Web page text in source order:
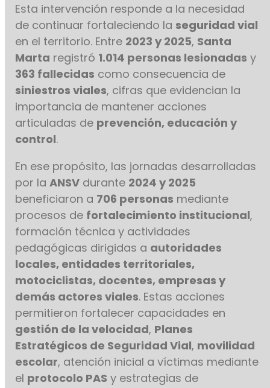
Esta intervención responde a la necesidad
de continuar fortaleciendo la seguridad vial
en el territorio. Entre 2023 y 2025, Santa
Marta registró 1.014 personas lesionadas y
363 fallecidas como consecuencia de
siniestros viales, cifras que evidencian la
importancia de mantener acciones
articuladas de prevención, educación y
control.
En ese propósito, las jornadas desarrolladas
por laANSV durante 2024 y 2025
beneficiaron a 706 personas mediante
procesos de fortalecimiento institucional,
formación técnica y actividades
pedagógicas dirigidas a autoridades
locales, entidades territoriales,
motociclistas, docentes, empresas y
demás actores viales. Estas acciones
permitieron fortalecer capacidades en
gestión de la velocidad, Planes
Estratégicos de Seguridad Vial, movilidad
escolar, atención inicial a víctimas mediante
el protocolo PAS y estrategias de